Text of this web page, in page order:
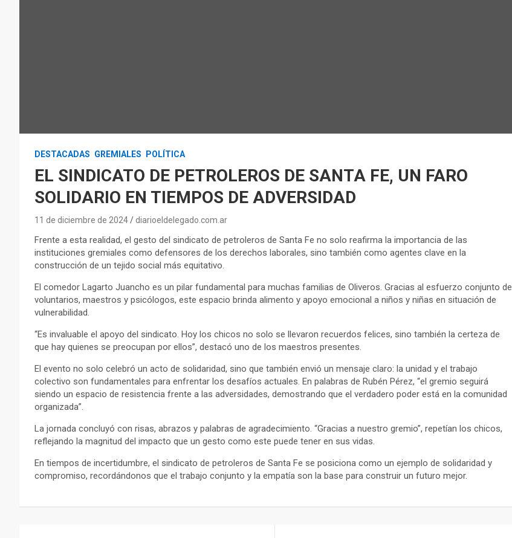
DESTACADAS GREMIALES POLÍTICA
EL SINDICATO DE PETROLEROS DE SANTA FE, UN FARO
SOLIDARIO EN TIEMPOS DE ADVERSIDAD
11 de diciembre de 2024 diarioeldelegado.com.ar
Frente a esta realidad, el gesto del sindicato de petroleros de Santa Fe no solo reafirma la importancia de las
instituciones gremiales como defensores de los derechos laborales, sino también como agentes clave en la
construcción de un tejido social más equitativo.
El comedor Lagarto Juancho es un pilar fundamental para muchas familias de Oliveros. Gracias al esfuerzo conjunto de
voluntarios, maestros y psicólogos, este espacio brinda alimento y apoyo emocional a niños y niñas en situación de
vulnerabilidad.
“Es invaluable el apoyo del sindicato. Hoy los chicos no solo se llevaron recuerdos felices, sino también la certeza de
que hay quienes se preocupan por ellos”, destacó uno de los maestros presentes.
El evento no solo celebró un acto de solidaridad, sino que también envió un mensaje claro: la unidad y el trabajo
colectivo son fundamentales para enfrentar los desafíos actuales. En palabras de Rubén Pérez, “el gremio seguirá
siendo un espacio de resistencia frente a las adversidades, demostrando que el verdadero poder está en la comunidad
organizada”.
La jornada concluyó con risas, abrazos y palabras de agradecimiento. “Gracias a nuestro gremio”, repetían los chicos,
reflejando la magnitud del impacto que un gesto como este puede tener en sus vidas.
En tiempos de incertidumbre, el sindicato de petroleros de Santa Fe se posiciona como un ejemplo de solidaridad y
compromiso, recordándonos que el trabajo conjunto y la empatía son la base para construir un futuro mejor.